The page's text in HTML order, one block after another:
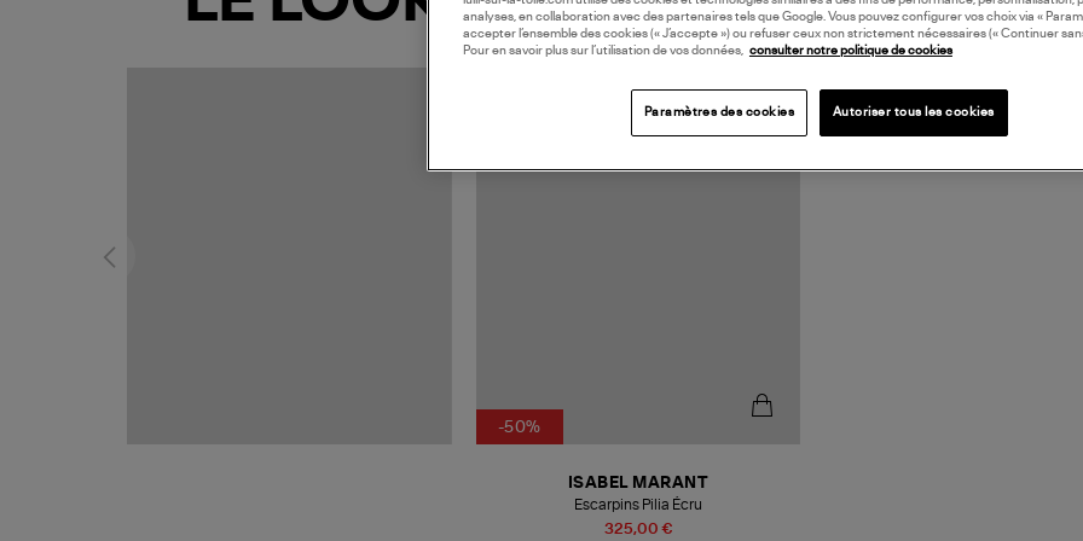
-50%
325,00 €
ISABEL MARANT
Escarpins Pilia Écru
analyses, en collaboration avec des partenaires tels que Google. Vous pouvez configurer vos choix via «
accepter l’ensemble des cookies (« J’accepte ») ou refuser ceux non strictement nécessaires (« Continuer
Pour en savoir plus sur l’utilisation de vos données, consulter notre politique de cookies
Paramètres des cookies Autoriser tous les cookies